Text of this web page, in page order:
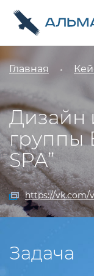
Главная
Дизайн
группы
SPA”
https://vk.com/
Задача